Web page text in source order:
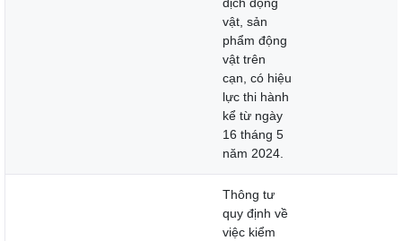
vật, sản
phẩm động
vật trên
cạn, có hiệu
lực thi hành
kể từ ngày
16 tháng 5
năm 2024.
Thông tư
quy định về
việc kiểm